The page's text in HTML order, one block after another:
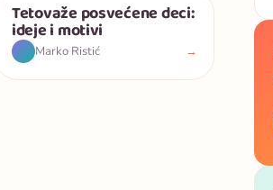
Deca
Tetovaže posvećene deci:
ideje i motivi
Marko Ristić →